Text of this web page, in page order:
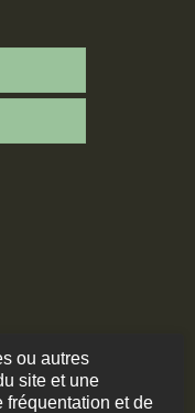
ou autres
site et une
fréquentation et de